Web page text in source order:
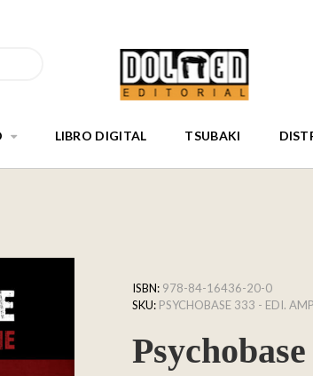
LIBRO DIGITAL TSUBAKI
ISBN: 978-84-16436-20-0
SKU: PSYCHOBASE 333 - EDI.